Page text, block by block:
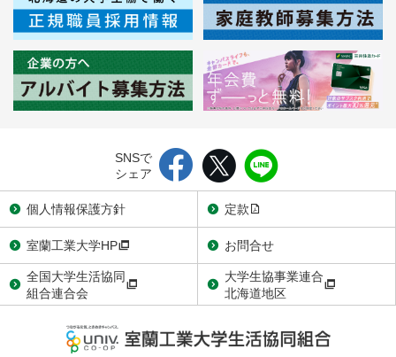
SNSで
シェア
個人情報保護方針
定款
室蘭工業大学HP
お問合せ
全国大学生活協同
組合連合会
大学生協事業連合
北海道地区